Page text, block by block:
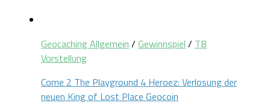
Geocaching Allgemein / Gewinnspiel / TB
Vorstellung
Come 2 The Playground 4 Heroez: Verlosung der
neuen King of Lost Place Geocoin